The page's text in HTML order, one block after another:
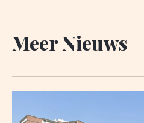
Meer Nieuws